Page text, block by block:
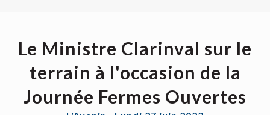
Le Ministre Clarinval sur le
terrain à l'occasion de la
Journée Fermes Ouvertes